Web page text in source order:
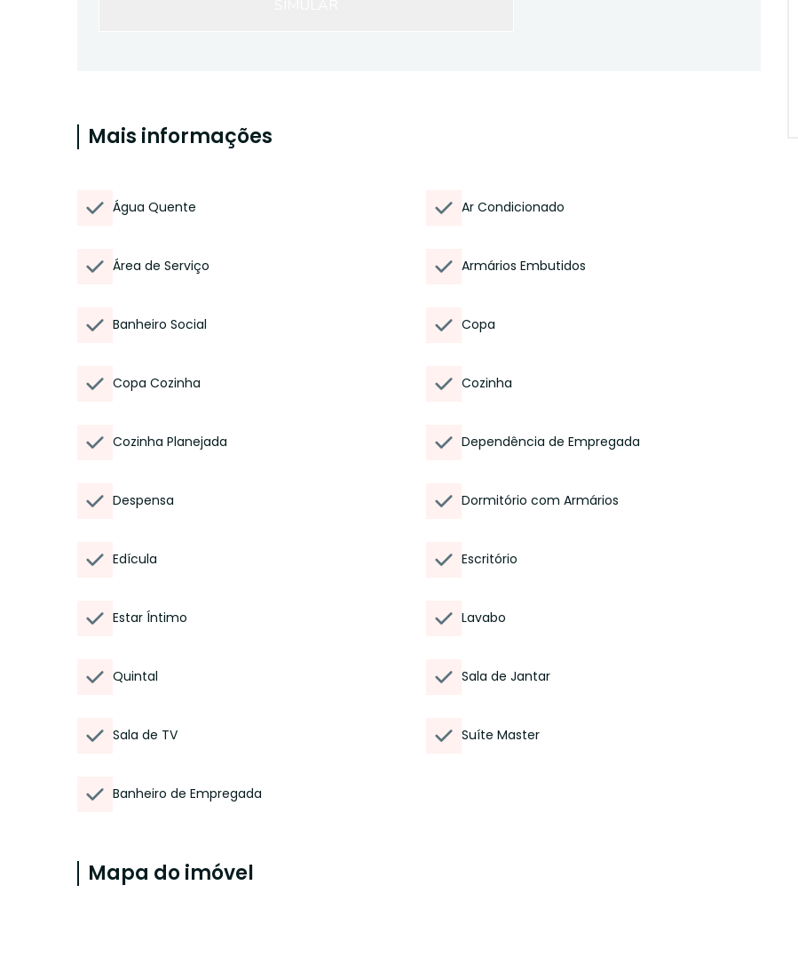
Mais informações
Água Quente Ar Condicionado
Área de Serviço Armários Embutidos
Banheiro Social Copa
Copa Cozinha Cozinha
Cozinha Planejada Dependência de Empregada
Despensa Dormitório com Armários
Edícula Escritório
Estar Íntimo Lavabo
Quintal Sala de Jantar
Sala de TV Suíte Master
Banheiro de Empregada
Mapa do imóvel